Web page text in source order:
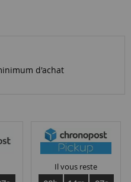
d'achat
Il vous reste